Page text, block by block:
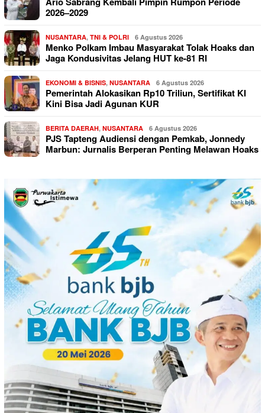
2026–2029
NUSANTARA, TNI & POLRI 6 Agustus 2026
Menko Polkam Imbau Masyarakat Tolak Hoaks dan
Jaga Kondusivitas Jelang HUT ke-81 RI
EKONOMI & BISNIS, NUSANTARA 6 Agustus 2026
Pemerintah Alokasikan Rp10 Triliun, Sertifikat KI
Kini Bisa Jadi Agunan KUR
BERITA DAERAH, NUSANTARA 6 Agustus 2026
PJS Tapteng Audiensi dengan Pemkab, Jonnedy
Marbun: Jurnalis Berperan Penting Melawan Hoaks